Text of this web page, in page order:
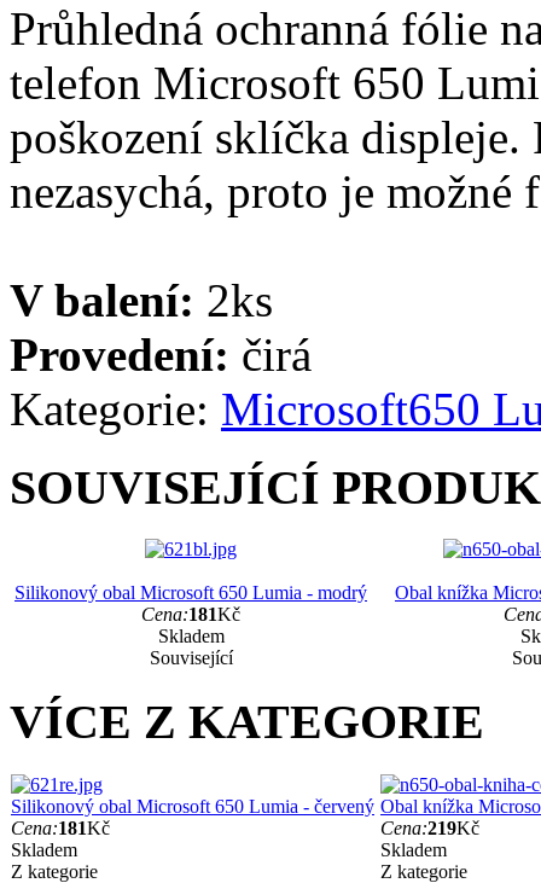
Průhledná ochranná fólie
telefon Microsoft 650
poškození sklíčka
nezasychá, proto je
V balení: 2ks
Provedení: čirá
Kategorie: Microsoft650
SOUVISEJÍCÍ
Silikonový obal Microsoft 650 Lumia - modrý
Cena:181Kč
Skladem
Související
Obal knížka
VÍCE Z KATEGORIE
Silikonový obal Microsoft 650 Lumia - červený
Cena:181Kč
Skladem
Z kategorie
Obal knížka
Cena:219Kč
Skladem
Z kategorie